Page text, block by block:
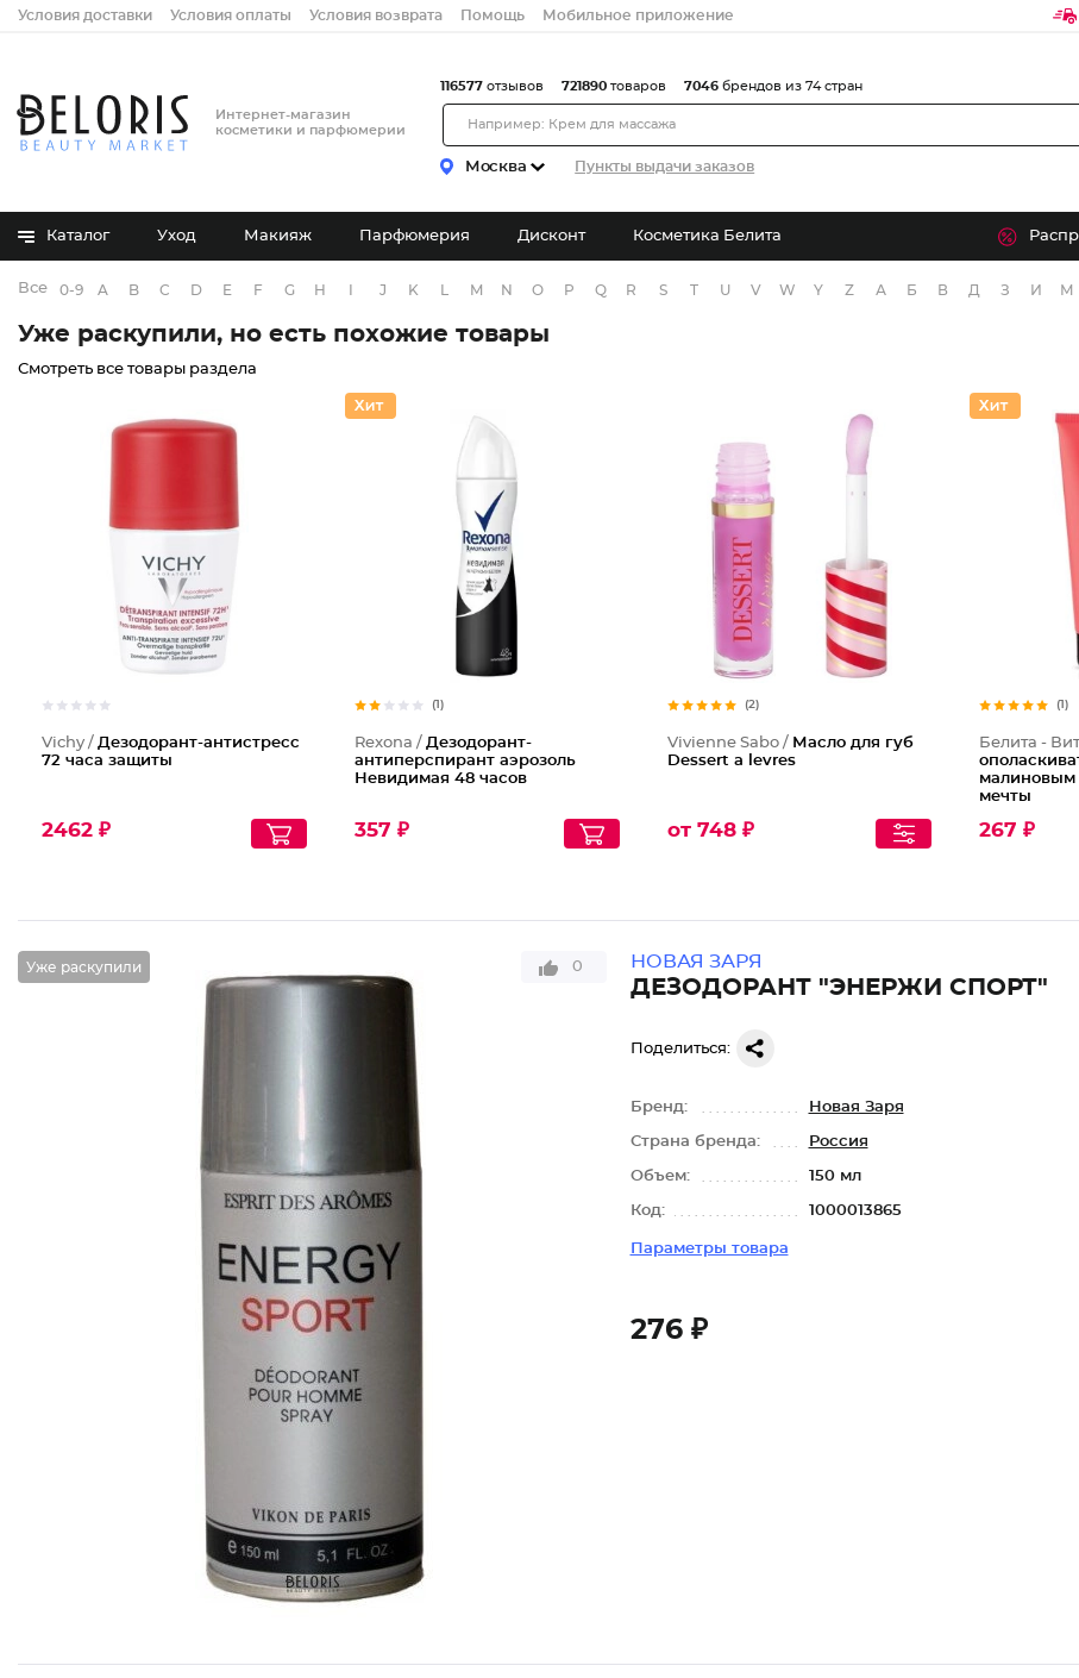
Условия доставки Условия оплаты Условия возврата Помощь Мобильное приложение
Интернет-магазин
косметики и парфюмерии
Москва Пункты выдачи заказов
116577 отзывов 721890 товаров 7046 брендов из 74 стран
Каталог Уход Макияж Парфюмерия Дисконт Косметика Белита
Все бренды
0-9 A B C D E F G H J K M N O P Q R S T U V W Y Z А Б В Д З И М
Уже раскупили, но есть похожие товары
Смотреть все товары раздела
Vichy / Дезодорант-антистресс
72 часа защиты
2462 ₽
(1)
Rexona / Дезодорант-
антиперспирант аэрозоль
Невидимая 48 часов
357 ₽
(2)
Vivienne Sabo / Масло для губ
Dessert a levres
от 748 ₽
(1)
Белита -
малиновым
мечты
267 ₽
Уже раскупили 0 НОВАЯ ЗАРЯ
ДЕЗОДОРАНТ "ЭНЕРЖИ СПОРТ"
Поделиться:
Бренд: Новая Заря
Страна бренда: Россия
Объем: 150 мл
Код: 1000013865
Параметры товара
276 ₽